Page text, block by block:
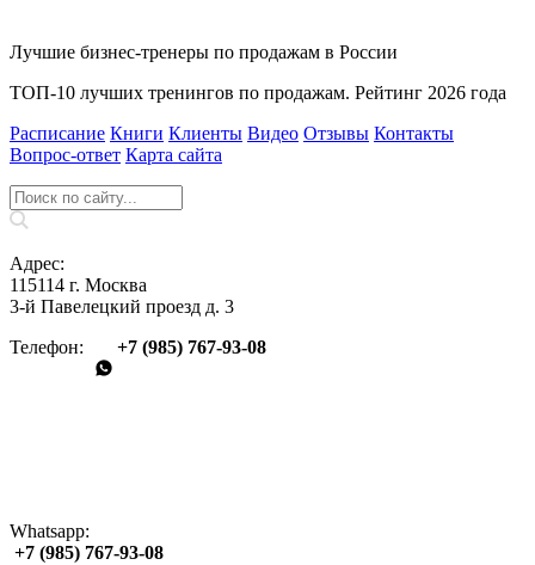
Лучшие бизнес-тренеры по продажам в России
ТОП-10 лучших тренингов по продажам. Рейтинг 2026 года
Расписание Книги Клиенты Видео Отзывы Контакты
Вопрос‑ответ Карта сайта
Адрес:
115114 г. Москва
3-й Павелецкий проезд д. 3
Телефон: +7 (985) 767‑93‑08
Whatsapp:
+7 (985) 767‑93‑08